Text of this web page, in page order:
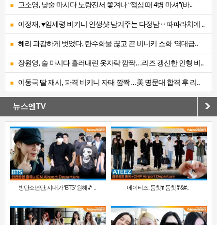
고소영, 낮술 마시다 노량진서 쫓겨나 “점심 때 4병 마셔”(바..
이정재, ♥임세령 비키니 인생샷 남겨주는 다정남‥파파라치에 ..
혜리 과감하게 벗었다, 탄수화물 끊고 끈 비니키 소화 ‘역대급..
장원영, 술 마시다 흘러내린 옷자락 깜짝…리즈 갱신한 인형 비..
이동국 딸 재시, 파격 비키니 자태 깜짝…美 명문대 합격 후 리..
뉴스엔TV
방탄소년단, 시대가 ‘BTS’ 원해🎵 .. 에이티즈, 둠칫❣️ 둠칫❣&#..